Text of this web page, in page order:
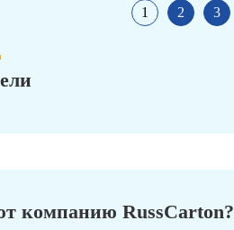
1 2 3
компанию RussCarton?